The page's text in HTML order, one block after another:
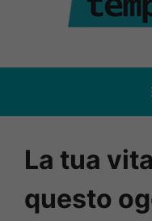
contenuto
La tua
questo